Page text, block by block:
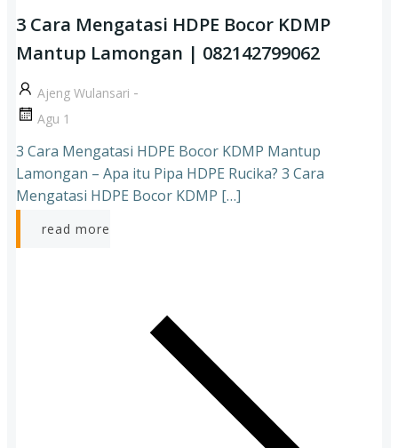
3 Cara Mengatasi HDPE Bocor KDMP
Mantup Lamongan | 082142799062
Ajeng Wulansari -
Agu 1
3 Cara Mengatasi HDPE Bocor KDMP Mantup
Lamongan – Apa itu Pipa HDPE Rucika? 3 Cara
Mengatasi HDPE Bocor KDMP […]
read more